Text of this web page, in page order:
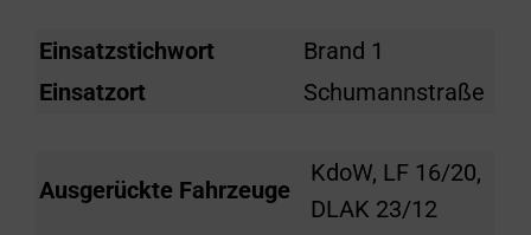
Einsatzstichwort
Brand 1
Einsatzort
Schumannstraße
Ausgerückte Fahrzeuge
KdoW, LF 16/20,
DLAK 23/12